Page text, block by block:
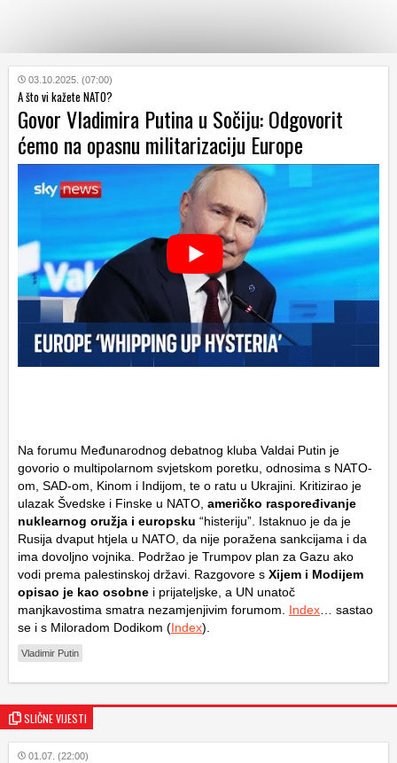
KATEGORIJE
HRVATSKI
WEB
03.10.2025. (07:00)
A što vi kažete NATO?
Govor Vladimira Putina u Sočiju: Odgovorit
ćemo na opasnu militarizaciju Europe
Na forumu Međunarodnog debatnog kluba Valdai Putin je
govorio o multipolarnom svjetskom poretku, odnosima s NATO-
om, SAD-om, Kinom i Indijom, te o ratu u Ukrajini. Kritizirao je
ulazak Švedske i Finske u NATO, američko raspoređivanje
nuklearnog oružja i europsku “histeriju”. Istaknuo je da je
Rusija dvaput htjela u NATO, da nije poražena sankcijama i da
ima dovoljno vojnika. Podržao je Trumpov plan za Gazu ako
vodi prema palestinskoj državi. Razgovore s Xijem i Modijem
opisao je kao osobne i prijateljske, a UN unatoč
manjkavostima smatra nezamjenjivim forumom. Index … sastao
se i s Miloradom Dodikom (Index).
Vladimir Putin
SLIČNE VIJESTI
01.07. (22:00)